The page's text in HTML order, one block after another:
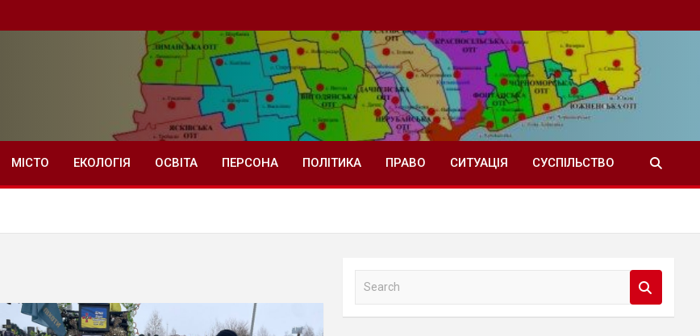
МІСТО ЕКОЛОГІЯ ОСВІТА ПЕРСОНА ПОЛІТИКА ПРАВО СИТУАЦІЯ СУСПІЛЬСТВО
a